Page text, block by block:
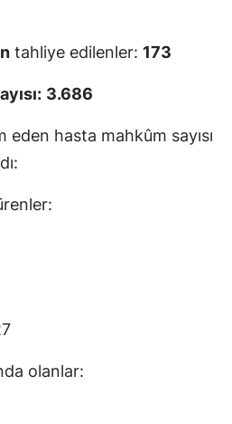
tahliye edilenler: 173
3.686
eden hasta mahkûm sayısı
olanlar: